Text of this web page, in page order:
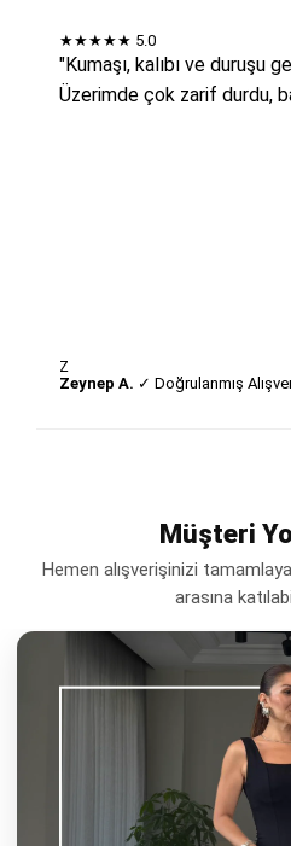
★★★★★ 5.0
"Kumaşı, kalıbı ve duruşu
Üzerimde çok zarif durdu,
Z
Zeynep A. ✓ Doğrulanmış
Müşteri
Hemen alışverişinizi
arasına